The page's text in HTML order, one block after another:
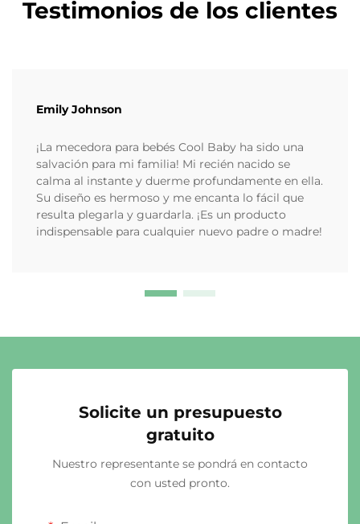
Testimonios de los clientes
Emily Johnson
¡La mecedora para bebés Cool Baby ha sido una
salvación para mi familia! Mi recién nacido se
calma al instante y duerme profundamente en ella.
Su diseño es hermoso y me encanta lo fácil que
resulta plegarla y guardarla. ¡Es un producto
indispensable para cualquier nuevo padre o madre!
Solicite un presupuesto
gratuito
Nuestro representante se pondrá en contacto
con usted pronto.